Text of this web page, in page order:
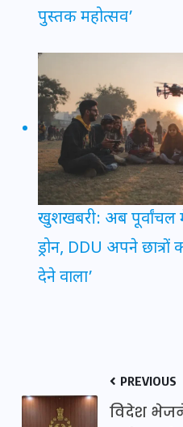
पुस्तक महोत्सव’
खुशखबरी: अब पूर्वांचल
ड्रोन, DDU अपने छात्रों
देने वाला’
PREVIOUS
विदेश